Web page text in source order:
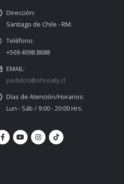
Dirección:
Santiago de Chile - RM.
Teléfono:
+569 4098 8688
EMAIL:
pedidos@ohreally.cl
Días de Atención/Horarios:
Lun - Sáb / 9:00 - 20:00 Hrs.